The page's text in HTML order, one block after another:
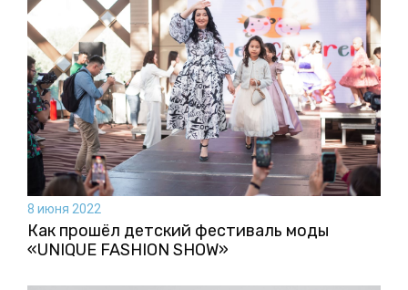
8 июня 2022
Как прошёл детский фестиваль моды
«UNIQUE FASHION SHOW»